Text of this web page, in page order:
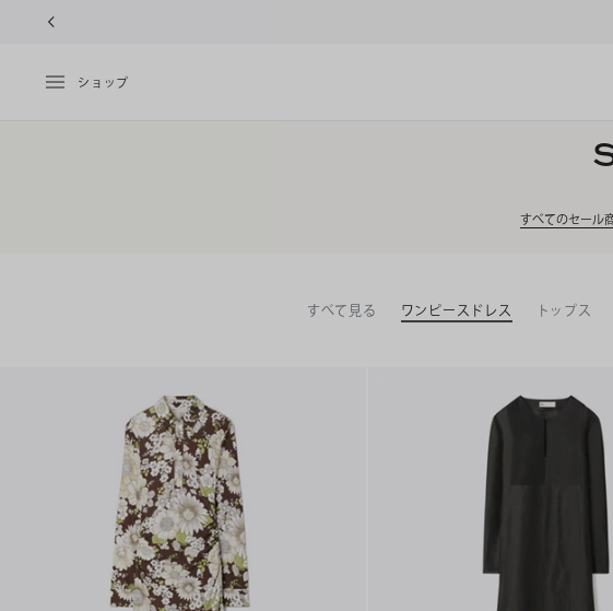
ショップ
すべてのセール
すべて見る ワンピースドレス トップス